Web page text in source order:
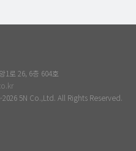
1로 26, 6층 604호
5N Co.,Ltd. All Rights Reserved.